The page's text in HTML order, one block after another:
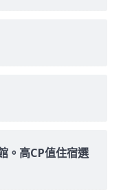
。高CP值住宿選